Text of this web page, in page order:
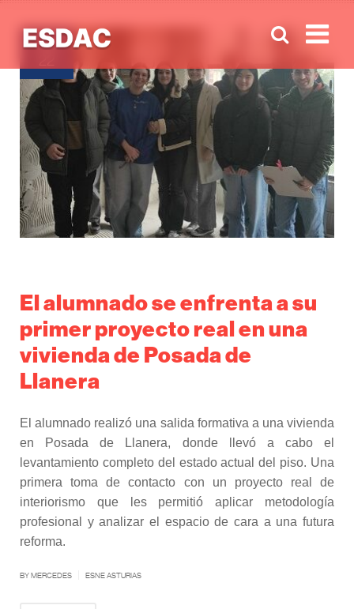
ABR
El alumnado se enfrenta a su
primer proyecto real en una
vivienda de Posada de
Llanera
El alumnado realizó una salida formativa a una vivienda
en Posada de Llanera, donde llevó a cabo el
levantamiento completo del estado actual del piso. Una
primera toma de contacto con un proyecto real de
interiorismo que les permitió aplicar metodología
profesional y analizar el espacio de cara a una futura
reforma.
BY MERCEDES ESNE ASTURIAS